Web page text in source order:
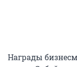
Награды